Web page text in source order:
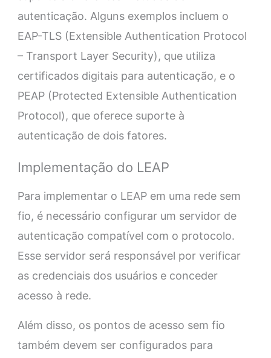
autenticação. Alguns exemplos incluem o
EAP-TLS (Extensible Authentication Protocol
– Transport Layer Security), que utiliza
certificados digitais para autenticação, e o
PEAP (Protected Extensible Authentication
Protocol), que oferece suporte à
autenticação de dois fatores.
Implementação do LEAP
Para implementar o LEAP em uma rede sem
fio, é necessário configurar um servidor de
autenticação compatível com o protocolo.
Esse servidor será responsável por verificar
as credenciais dos usuários e conceder
acesso à rede.
Além disso, os pontos de acesso sem fio
também devem ser configurados para